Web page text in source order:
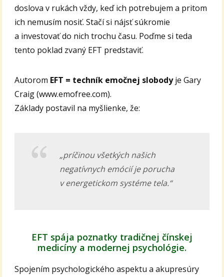
doslova v rukách vždy, keď ich potrebujem a pritom
ich nemusím nosiť. Stačí si nájsť súkromie
a investovať do nich trochu času. Poďme si teda
tento poklad zvaný EFT predstaviť.
Autorom EFT = techník emočnej slobodyje Gary
Craig (www.emofree.com).
Základy postavil na myšlienke, že:
„príčinou všetkých našich
negatívnych emócií je porucha
v energetickom systéme tela.“
EFT spája poznatky tradičnej čínskej
medicíny a modernej psychológie.
Spojením psychologického aspektu a akupresúry